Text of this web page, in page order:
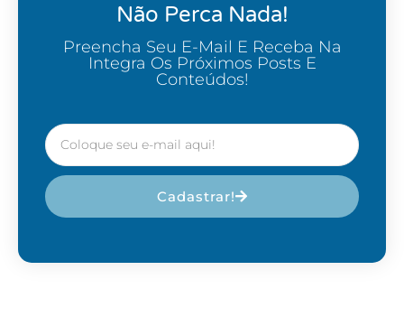
Não Perca Nada!
Preencha Seu E-Mail E Receba Na
Integra Os Próximos Posts E
Conteúdos!
Cadastrar!